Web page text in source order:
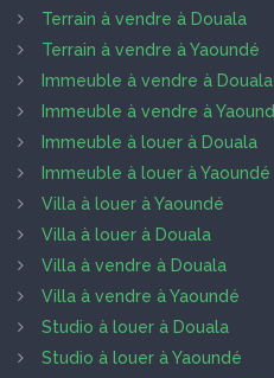
Terrain à vendre à Douala
Terrain à vendre à Yaoundé
Immeuble à vendre à Douala
Immeuble à vendre à
Immeuble à louer à Douala
Immeuble à louer à Yaoundé
Villa à louer à Yaoundé
Villa à louer à Douala
Villa à vendre à Douala
Villa à vendre à Yaoundé
Studio à louer à Douala
Studio à louer à Yaoundé